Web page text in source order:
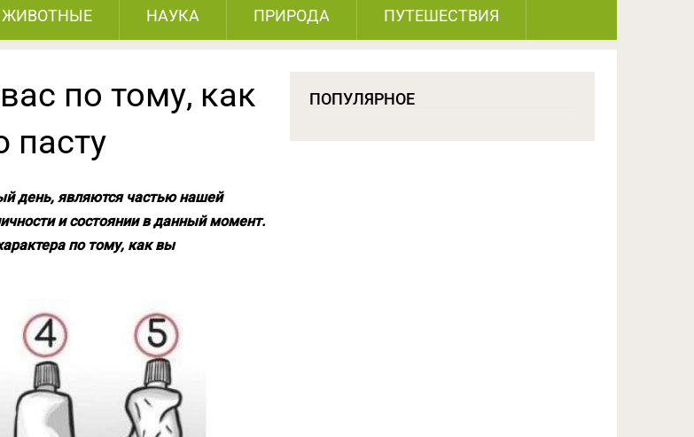
ЖИВОТНЫЕ НАУКА ПРИРОДА ПУТЕШЕСТВИЯ
по тому, как
пасту
день, являются частью нашей
и состоянии в данный момент.
по тому, как вы
ПОПУЛЯРНОЕ